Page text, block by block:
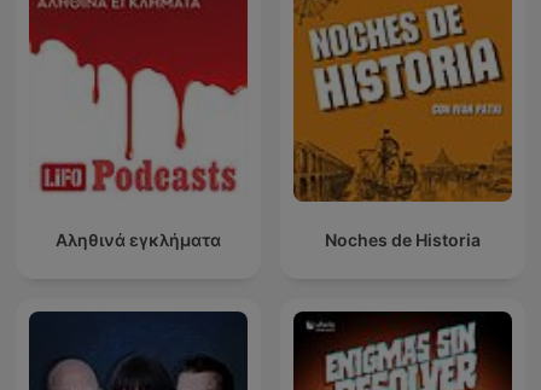
Αληθινά εγκλήματα Noches de Historia